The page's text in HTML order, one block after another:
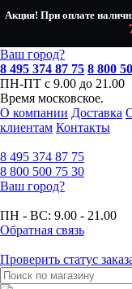
Акция! При оплате
Ваш город?
8 495 374 87 75 8 800
ПН-ПТ с 9.00 до 21.00
Время московское.
О компании Доставка
клиентам Контакты
8 495 374 87 75
8 800 500 75 30
Ваш город?
ПН - ВС: 9.00 - 21.00
Обратная связь
Проверить статус